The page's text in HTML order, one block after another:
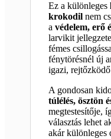
Ez a különleges
krokodil nem
avédelem, erő
larvikit
fémes
fénytörésnél új
igazi,
A gondosan
túlélés, ösztön
megtestesítője,
választás lehet
akár különleges